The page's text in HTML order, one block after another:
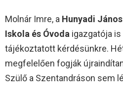
Molnár Imre, a Hunyadi
Iskola és Óvoda igazgatója
tájékoztatott kérdésünkre.
megfelelően fogják
Szülő a Szentandráson sem